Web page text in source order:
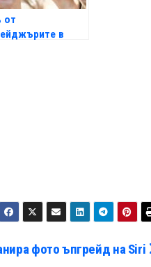
от
в
фото ъпгрейд на Siri